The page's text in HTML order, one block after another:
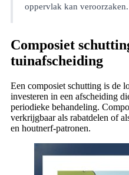
oppervlak kan veroorzaken.
Composiet
tuinafscheiding
Een composiet schutting is de
investeren in een afscheiding
periodieke behandeling.
verkrijgbaar als rabatdelen of
en houtnerf-patronen.